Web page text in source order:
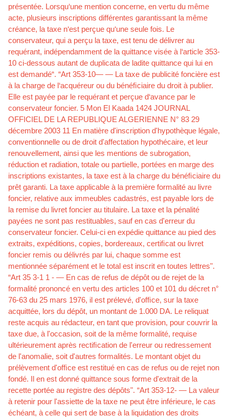
présentée. Lorsqu‘une mention concerne, en vertu du même
acte, plusieurs inscriptions différentes garantissant la même
créance, la taxe n‘est perçue qu‘une seule fois. Le
conservateur, qui a perçu la taxe, est tenu de délivrer au
requérant, indépendamment de la quittance visée à l‘article 353-
10 ci-dessous autant de duplicata de ladite quittance qui lui en
est demandé“. “Art 353-10— — La taxe de publicité foncière est
à la charge de l‘acquéreur ou du bénéﬁciaire du droit à publier.
Elle est payée par le requérant et perçue d‘avance par le
conservateur foncier. 5 Mon El Kaada 1424 JOURNAL
OFFICIEL DE LA REPUBLIQUE ALGERIENNE N° 83 29
décembre 2003 11 En matière d'inscription d'hypothèque légale,
conventionnelle ou de droit d'affectation hypothécaire, et leur
renouvellement, ainsi que les mentions de subrogation,
réduction et radiation, totale ou partielle, portées en marge des
inscriptions existantes, la taxe est à la charge du bénéﬁciaire du
prêt garanti. La taxe applicable à la première formalité au livre
foncier, relative aux immeubles cadastrés, est payable lors de
la remise du livret foncier au titulaire. La taxe et la pénalité
payées ne sont pas restituables, sauf en cas d'erreur du
conservateur foncier. Celui-ci en expédie quittance au pied des
extraits, expéditions, copies, bordereaux, certiﬁcat ou livret
foncier remis ou délivrés par lui, chaque somme est
mentionnée séparément et le total est inscrit en toutes lettres".
“Art 35 3-1 1 - — En cas de refus de dépôt ou de rejet de la
formalité prononcé en vertu des articles 100 et 101 du décret n°
76-63 du 25 mars 1976, il est prélevé, d'ofﬁce, sur la taxe
acquittée, lors du dépôt, un montant de 1.000 DA. Le reliquat
reste acquis au rédacteur, en tant que provision, pour couvrir la
taxe due, à l'occasion, soit de la même formalité, requise
ultérieurement après rectiﬁcation de l'erreur ou redressement
de l'anomalie, soit d'autres formalités. Le montant objet du
prélèvement d'ofﬁce est restitué en cas de refus ou de rejet non
fondé. Il en est donné quittance sous forme d'extrait de la
recette portée au registre des dépôts". “Art 353-12- — La valeur
à retenir pour l'assiette de la taxe ne peut être inférieure, le cas
échéant, à celle qui sert de base à la liquidation des droits